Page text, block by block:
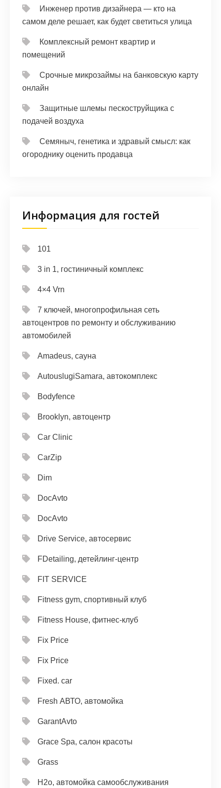
Инженер против дизайнера — кто на
самом деле решает, как будет светиться улица
Комплексный ремонт квартир и
помещений
Срочные микрозаймы на банковскую карту
онлайн
Защитные шлемы пескоструйщика с
подачей воздуха
Семяныч, генетика и здравый смысл: как
огороднику оценить продавца
Информация для гостей
101
3 in 1, гостиничный комплекс
4×4 Vrn
7 ключей, многопрофильная сеть
автоцентров по ремонту и обслуживанию
автомобилей
Amadeus, сауна
AutouslugiSamara, автокомплекс
Bodyfence
Brooklyn, автоцентр
Car Clinic
CarZip
Dim
DocAvto
DocAvto
Drive Service, автосервис
FDetailing, детейлинг-центр
FIT SERVICE
Fitness gym, спортивный клуб
Fitness House, фитнес-клуб
Fix Price
Fix Price
Fixed. car
Fresh АВТО, автомойка
GarantAvto
Grace Spa, салон красоты
Grass
H2o, автомойка самообслуживания